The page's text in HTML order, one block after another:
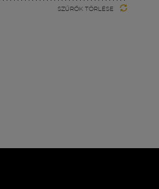
SZŰRŐK TÖRLÉSE